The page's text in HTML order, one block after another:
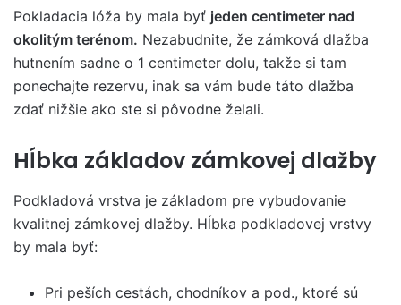
Pokladacia lóža by mala byť jeden centimeter nad
okolitým terénom. Nezabudnite, že zámková dlažba
hutnením sadne o 1 centimeter dolu, takže si tam
ponechajte rezervu, inak sa vám bude táto dlažba
zdať nižšie ako ste si pôvodne želali.
Hĺbka základov zámkovej dlažby
Podkladová vrstva je základom pre vybudovanie
kvalitnej zámkovej dlažby. Hĺbka podkladovej vrstvy
by mala byť:
Pri peších cestách, chodníkov a pod., ktoré sú